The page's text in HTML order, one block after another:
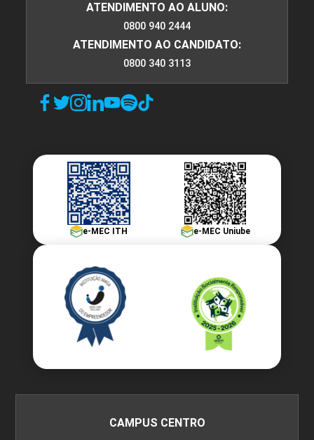
ATENDIMENTO AO ALUNO:
0800 940 2444
ATENDIMENTO AO CANDIDATO:
0800 340 3113
e-MEC ITH e-MEC Uniube
CAMPUS CENTRO